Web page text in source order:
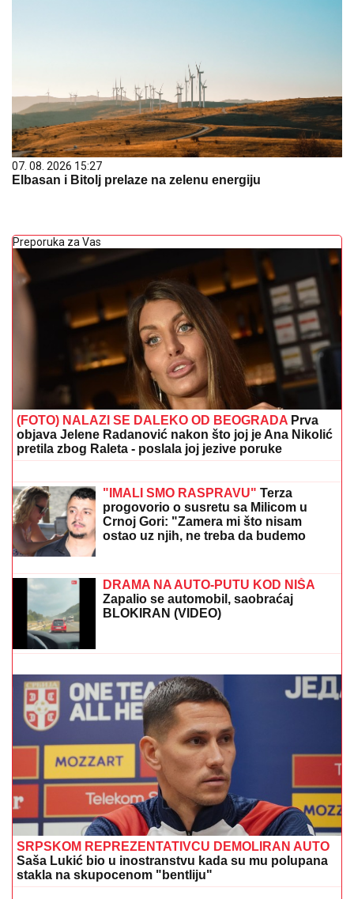
07. 08. 2026 15:27
Elbasan i Bitolj prelaze na zelenu energiju
Preporuka za Vas
(FOTO) NALAZI SE DALEKO OD BEOGRADA Prva
objava Jelene Radanović nakon što joj je Ana Nikolić
pretila zbog Raleta - poslala joj jezive poruke
ŽALGIRIS:Litvanci ga odmah
prosledili u London
Crnoj Gori: "Zamera mi što nisam
ostao uz njih, ne treba da budemo
Kulići" (VIDEO)
LANČANI SUDAR NA GAZELIJedna osoba odmah
prevezena u bolnicu, stvaraju se gužve
DRAMA NA AUTO-PUTU KOD NIŠA
Zapalio se automobil, saobraćaj
BLOKIRAN (VIDEO)